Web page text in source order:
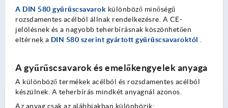
A DIN 580 gyűrűscsavarok különböző minőségű
rozsdamentes acélból állnak rendelkezésre. A CE-
jelölésnek és a nagyobb teherbírásnak köszönhetően
eltérnek a DIN 580 szerint gyártott gyűrűscsavaroktól .
A gyűrűscsavarok és emelőkengyelek anyaga
A különböző termékek acélból és rozsdamentes acélból
készülnek. A teherbírás mindkét anyagnál azonos.
Az anyag csak az alábbiakban különbözik: